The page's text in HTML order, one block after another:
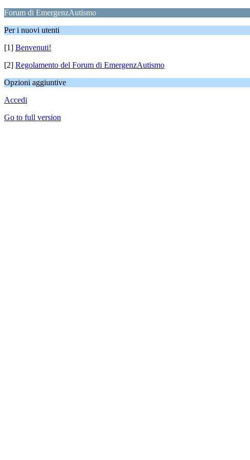
Forum di EmergenzAutismo
Per i nuovi utenti
[1] Benvenuti!
[2] Regolamento del Forum di EmergenzAutismo
Opzioni aggiuntive
Accedi
Go to full version